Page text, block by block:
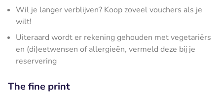
Wil je langer verblijven? Koop zoveel vouchers als je
wilt!
Uiteraard wordt er rekening gehouden met vegetariërs
en (di)eetwensen of allergieën, vermeld deze bij je
reservering
The fine print